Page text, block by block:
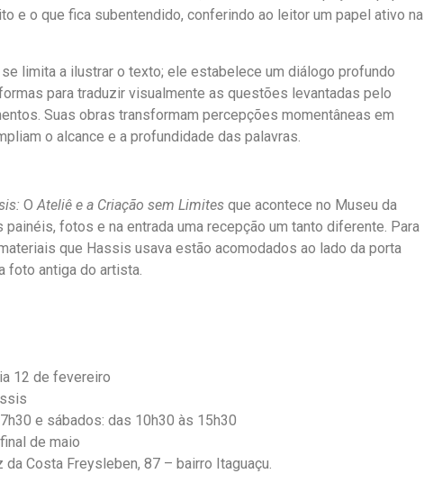
e o que fica subentendido, conferindo ao leitor um papel ativo na
limita a ilustrar o texto; ele estabelece um diálogo profundo
para traduzir visualmente as questões levantadas pelo
Suas obras transformam percepções momentâneas em
o alcance e a profundidade das palavras.
OAteliê e a Criação sem Limites que acontece no Museu da
painéis, fotos e na entrada uma recepção um tanto diferente. Para
que Hassis usava estão acomodados ao lado da porta
foto antiga do artista.
12 de fevereiro
e sábados: das 10h30 às 15h30
de maio
da Costa Freysleben, 87 – bairro Itaguaçu.